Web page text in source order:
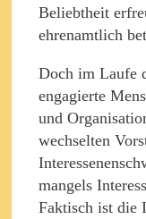
Beliebtheit
ehrenamtlich
Doch im Laufe
engagierte
und
wechselten
mangels
Faktisch ist die